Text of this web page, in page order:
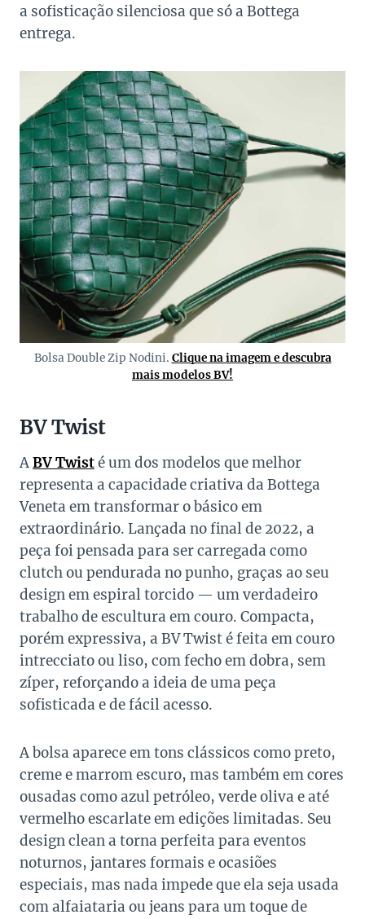
a sofisticação silenciosa que só a Bottega
entrega.
Bolsa Double Zip Nodini. Clique na imagem e descubra
mais modelos BV!
BV Twist
ABV Twisté um dos modelos que melhor
representa a capacidade criativa da Bottega
Veneta em transformar o básico em
extraordinário. Lançada no final de 2022, a
peça foi pensada para ser carregada como
clutch ou pendurada no punho, graças ao seu
design em espiral torcido — um verdadeiro
trabalho de escultura em couro. Compacta,
porém expressiva, a BV Twist é feita em couro
intrecciato ou liso, com fecho em dobra, sem
zíper, reforçando a ideia de uma peça
sofisticada e de fácil acesso.
A bolsa aparece em tons clássicos como preto,
creme e marrom escuro, mas também em cores
ousadas como azul petróleo, verde oliva e até
vermelho escarlate em edições limitadas. Seu
design clean a torna perfeita para eventos
noturnos, jantares formais e ocasiões
especiais, mas nada impede que ela seja usada
com alfaiataria ou jeans para um toque de